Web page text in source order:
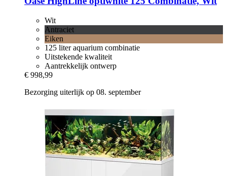
Wit
Antraciet
Eiken
125 liter aquarium combinatie
Uitstekende kwaliteit
Aantrekkelijk ontwerp
€ 998,99
Bezorging uiterlijk op 08. september